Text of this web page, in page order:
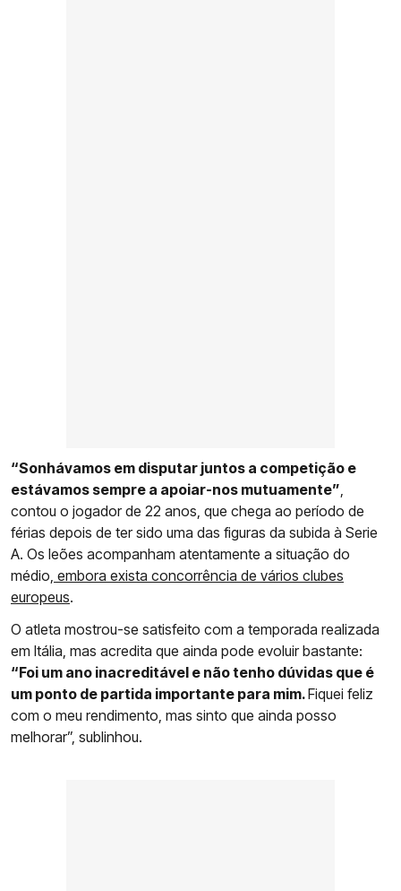
“Sonhávamos em disputar juntos a competição e
estávamos sempre a apoiar-nos mutuamente”,
contou o jogador de 22 anos, que chega ao período de
férias depois de ter sido uma das figuras da subida à Serie
A. Os leões acompanham atentamente a situação do
médio, embora exista concorrência de vários clubes
europeus.
O atleta mostrou-se satisfeito com a temporada realizada
em Itália, mas acredita que ainda pode evoluir bastante:
“Foi um ano inacreditável e não tenho dúvidas que é
um ponto de partida importante para mim.Fiquei feliz
com o meu rendimento, mas sinto que ainda posso
melhorar”, sublinhou.